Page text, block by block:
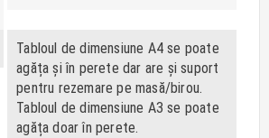
Tabloul de dimensiune A4 se poate
agăța și în perete dar are și suport
pentru rezemare pe masă/birou.
Tabloul de dimensiune A3 se poate
agăța doar în perete.